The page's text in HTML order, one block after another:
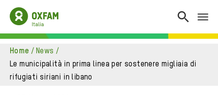
home / news /
le municipalità in prima linea per sostenere migliaia di
rifugiati siriani in libano